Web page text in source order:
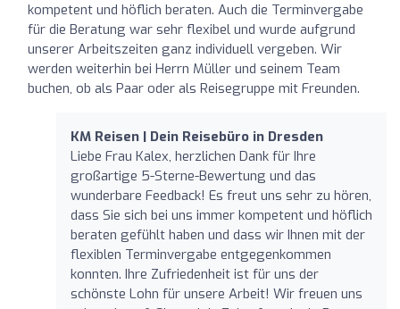
kompetent und höflich beraten. Auch die Terminvergabe
für die Beratung war sehr flexibel und wurde aufgrund
unserer Arbeitszeiten ganz individuell vergeben. Wir
werden weiterhin bei Herrn Müller und seinem Team
buchen, ob als Paar oder als Reisegruppe mit Freunden.
KM Reisen | Dein Reisebüro in Dresden
Liebe Frau Kalex, herzlichen Dank für Ihre
großartige 5-Sterne-Bewertung und das
wunderbare Feedback! Es freut uns sehr zu hören,
dass Sie sich bei uns immer kompetent und höflich
beraten gefühlt haben und dass wir Ihnen mit der
flexiblen Terminvergabe entgegenkommen
konnten. Ihre Zufriedenheit ist für uns der
schönste Lohn für unsere Arbeit! Wir freuen uns